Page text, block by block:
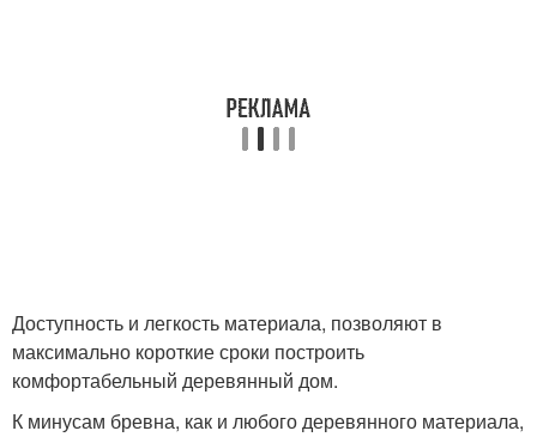
Доступность и легкость материала, позволяют в
максимально короткие сроки построить
комфортабельный деревянный дом.
К минусам бревна, как и любого деревянного материала,